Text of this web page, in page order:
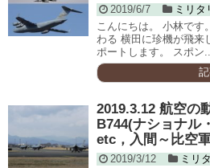
2019/6/7
ミリタ
こんにちは。 小林です
わる 横田に珍機が飛来
ポートします。 スポン...
2019.3.12 航空の
B744(ナショナル
etc，入間～比空
2019/3/12
ミリ